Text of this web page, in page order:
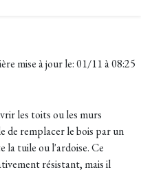
mise à jour le:01/11 à 08:25
les toits ou les murs
de remplacer le bois par un
la tuile ou l'ardoise. Ce
résistant, mais il